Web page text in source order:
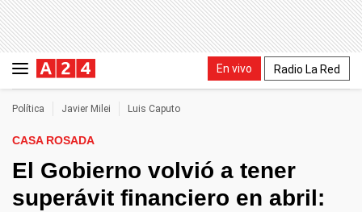
En vivo Radio La Red
Política Javier Milei Luis Caputo
CASA ROSADA
El Gobierno volvió a tener
superávit financiero en abril: